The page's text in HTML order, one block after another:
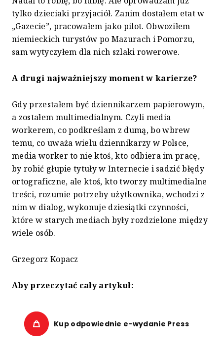
tylko dzieciaki przyjaciół. Zanim dostałem etat w
„Gazecie”, pracowałem jako pilot. Obwoziłem
niemieckich turystów po Mazurach i Pomorzu,
sam wytyczyłem dla nich szlaki rowerowe.
A drugi najważniejszy moment w karierze?
Gdy przestałem być dziennikarzem papierowym,
a zostałem multimedialnym. Czyli media
workerem, co podkreślam z dumą, bo wbrew
temu, co uważa wielu dziennikarzy w Polsce,
media worker to nie ktoś, kto odbiera im pracę,
by robić głupie tytuły w Internecie i sadzić błędy
ortograficzne, ale ktoś, kto tworzy multimedialne
treści, rozumie potrzeby użytkownika, wchodzi z
nim w dialog, wykonuje dziesiątki czynności,
które w starych mediach były rozdzielone między
wiele osób.
Grzegorz Kopacz
Aby przeczytać cały artykuł:
Kup odpowiednie e-wydanie Press